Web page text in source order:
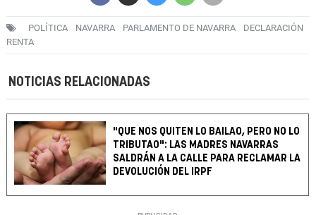
POLÍTICA NAVARRA PARLAMENTO DE NAVARRA
DECLARACIÓN
RENTA
NOTICIAS RELACIONADAS
"QUE NOS QUITEN LO BAILAO, PERO NO LO
TRIBUTAO": LAS MADRES NAVARRAS
SALDRÁN A LA CALLE PARA RECLAMAR LA
DEVOLUCIÓN DEL IRPF